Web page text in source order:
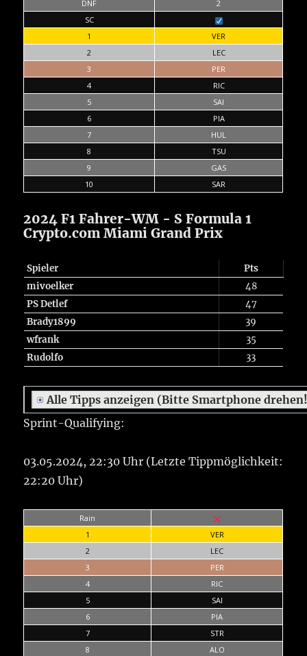
DNF
2
SC
1
VER
2
LEC
3
PER
4
RIC
5
SAI
6
PIA
7
HUL
8
TSU
9
GAS
10
SAR
2024 F1 Fahrer-WM - S Formula 1
Crypto.com Miami Grand Prix
Spieler
Pts
mivoelker
48
PS Detlef
47
Brady1899
39
wfrank
35
Rudolfo
33
Alle Tipps anzeigen (Bitte Smartphone
Sprint-Qualifying:
03.05.2024, 22:30 Uhr (Letzte Tippmöglichkeit:
22:20 Uhr)
Rain
1
VER
2
LEC
3
PER
4
RIC
5
SAI
6
PIA
7
STR
8
ALO